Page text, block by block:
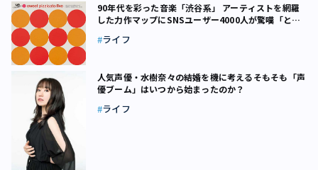
90年代を彩った音楽「渋谷系」 アーティストを網羅
した力作マップにSNSユーザー4000人が驚嘆「とて
ライフ
人気声優・水樹奈々の結婚を機に考える――そもそも「声
優ブーム」はいつから始まったのか？
ライフ